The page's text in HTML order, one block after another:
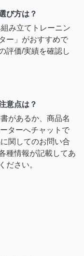
び方は？
み立てトレーニン
ー」がおすすめで
評価/実績を確認し
意点は？
があるか、商品名
ターへチャットで
関してのお問い合
種情報が記載してあ
ださい。